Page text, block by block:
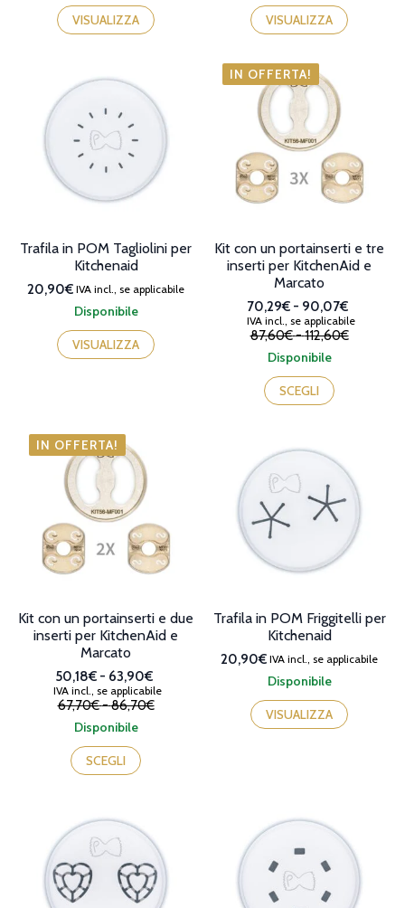
VISUALIZZA VISUALIZZA
Disponibile
Trafila in POM Tagliolini per
Kitchenaid
20,90€ IVA incl., se applicabile
VISUALIZZA
IN OFFERTA!
Disponibile
Kit con un portainserti e tre
inserti per KitchenAid e
Marcato
87,60€-112,60€Fascia
Il
prezzo
originale
era:
87,60€
-
prezzo:
da
87,60€
112,60€.
70,29€ - 90,07€Fascia
di
prezzo:
Il
prezzo
attuale
è:
70,29€
-
prezzo:
da
70,29€
90,07€.
IVA incl., se applicabile
SCEGLI
IN OFFERTA!
Disponibile
Kit con un portainserti e due
inserti per KitchenAid e
Marcato
67,70€-86,70€Fascia
Il
prezzo
originale
era:
67,70€
-
prezzo:
da
67,70€
86,70€.
50,18€ - 63,90€Fascia
di
prezzo:
Il
prezzo
attuale
è:
50,18€
-
prezzo:
da
50,18€
63,90€.
IVA incl., se applicabile
SCEGLI
Disponibile
Trafila in POM Friggitelli per
Kitchenaid
20,90€ IVA incl., se applicabile
VISUALIZZA